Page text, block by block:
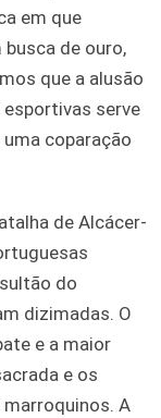
em que
de ouro,
que a alusão
serve
coparação
de Alcácer-
do
dizimadas. O
e a maior
e os
A